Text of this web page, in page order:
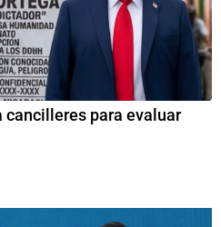
cancilleres para evaluar